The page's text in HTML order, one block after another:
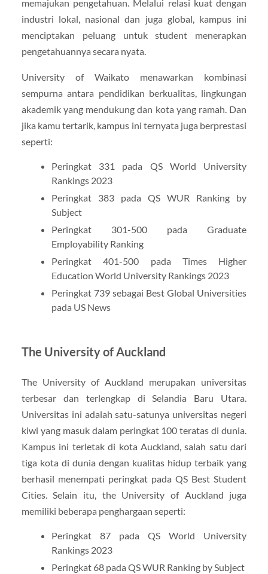
memajukan pengetahuan. Melalui relasi kuat dengan
industri lokal, nasional dan juga global, kampus ini
menciptakan peluang untuk student menerapkan
pengetahuannya secara nyata.
University of Waikato menawarkan kombinasi
sempurna antara pendidikan berkualitas, lingkungan
akademik yang mendukung dan kota yang ramah. Dan
jika kamu tertarik, kampus ini ternyata juga berprestasi
seperti:
Peringkat 331 pada QS World University
Rankings 2023
Peringkat 383 pada QS WUR Ranking by
Subject
Peringkat 301-500 pada Graduate
Employability Ranking
Peringkat 401-500 pada Times Higher
Education World University Rankings 2023
Peringkat 739 sebagai Best Global Universities
pada US News
The University of Auckland
The University of Auckland merupakan universitas
terbesar dan terlengkap di Selandia Baru Utara.
Universitas ini adalah satu-satunya universitas negeri
kiwi yang masuk dalam peringkat 100 teratas di dunia.
Kampus ini terletak di kota Auckland, salah satu dari
tiga kota di dunia dengan kualitas hidup terbaik yang
berhasil menempati peringkat pada QS Best Student
Cities. Selain itu, the University of Auckland juga
memiliki beberapa penghargaan seperti:
Peringkat 87 pada QS World University
Rankings 2023
Peringkat 68 pada QS WUR Ranking by Subject